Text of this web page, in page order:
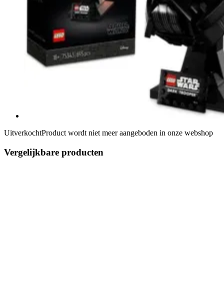
UitverkochtProduct wordt niet meer aangeboden in onze webshop
Vergelijkbare producten